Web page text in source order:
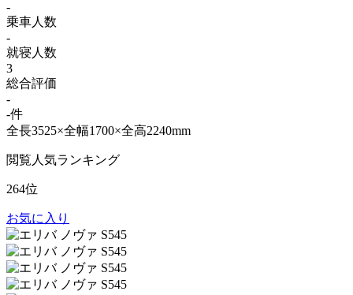
-
乗車人数
-
就寝人数
3
総合評価
-
-件
全長3525×全幅1700×全高2240mm
閲覧人気ランキング
264位
お気に入り